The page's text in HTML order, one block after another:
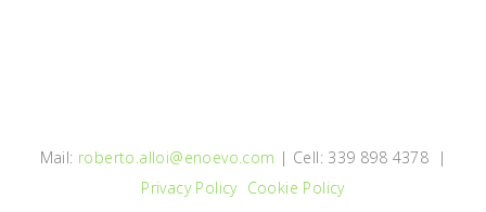
Mail: roberto.alloi@enoevo.com | Cell: 339 898 4378 |
Privacy Policy Cookie Policy